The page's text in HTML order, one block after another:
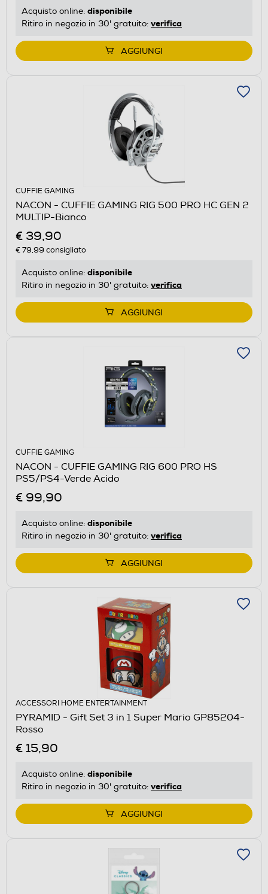
Acquisto online: disponibile
Ritiro in negozio in 30' gratuito: verifica
AGGIUNGI
CUFFIE GAMING
NACON - CUFFIE GAMING RIG 500 PRO HC GEN 2
MULTIP-Bianco
€ 39,90
€ 79,99 consigliato
Acquisto online: disponibile
Ritiro in negozio in 30' gratuito: verifica
AGGIUNGI
CUFFIE GAMING
NACON - CUFFIE GAMING RIG 600 PRO HS
PS5/PS4-Verde Acido
€ 99,90
Acquisto online: disponibile
Ritiro in negozio in 30' gratuito: verifica
AGGIUNGI
ACCESSORI HOME ENTERTAINMENT
PYRAMID - Gift Set 3 in 1 Super Mario GP85204-
Rosso
€ 15,90
Acquisto online: disponibile
Ritiro in negozio in 30' gratuito: verifica
AGGIUNGI